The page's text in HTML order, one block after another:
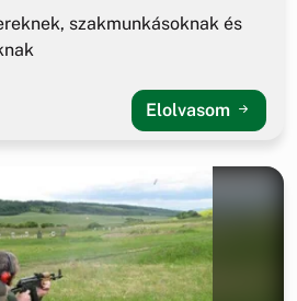
szakmunkásoknak és
Elolvasom